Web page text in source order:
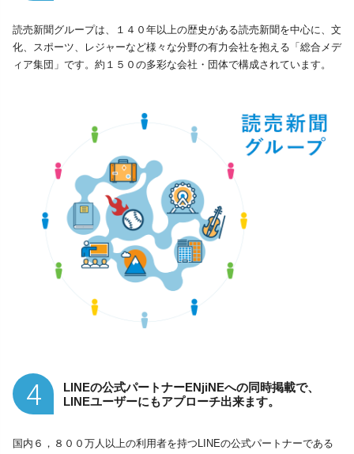
読売新聞グループは、１４０年以上の歴史がある読売新聞を中心に、文
化、スポーツ、レジャーなど様々な分野の有力会社を抱える「総合メデ
ィア集団」です。約１５０の多彩な会社・団体で構成されています。
4
LINEの公式パートナーENjiNEへの同時掲載で、
LINEユーザーにもアプローチ出来ます。
国内６，８００万人以上の利用者を持つLINEの公式パートナーである